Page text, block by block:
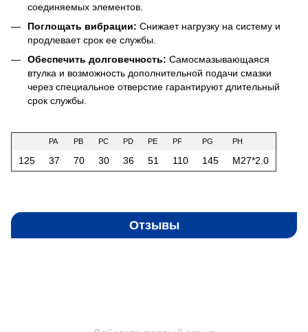
соединяемых элементов.
Поглощать вибрации: Снижает нагрузку на систему и
продлевает срок ее службы.
Обеспечить долговечность: Самосмазывающаяся
втулка и возможность дополнительной подачи смазки
через специальное отверстие гарантируют длительный
срок службы.
PA PB PC PD PE PF PG PH
125 37 70 30 36 51 110 145 M27*2.0
Отзывы